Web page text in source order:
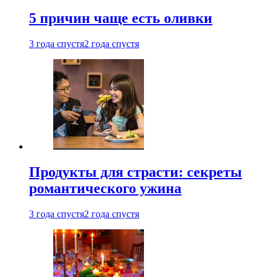
5 причин чаще есть оливки
3 года спустя2 года спустя
Продукты для страсти: секреты
романтического ужина
3 года спустя2 года спустя